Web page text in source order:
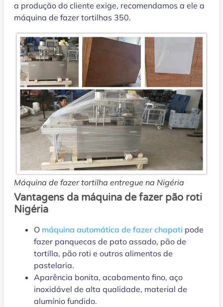
a produção do cliente exige, recomendamos a ele a
máquina de fazer tortilhas 350.
Máquina de fazer tortilha entregue na Nigéria
Vantagens da máquina de fazer pão roti
Nigéria
O máquina automática de fazer chapati pode
fazer panquecas de pato assado, pão de
tortilla, pão roti e outros alimentos de
pastelaria.
Aparência bonita, acabamento fino, aço
inoxidável de alta qualidade, material de
alumínio fundido.